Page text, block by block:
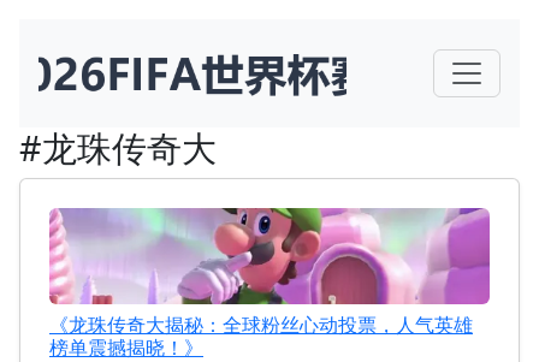
#龙珠传奇大
《龙珠传奇大揭秘：全球粉丝心动投票，人气英雄
榜单震撼揭晓！》